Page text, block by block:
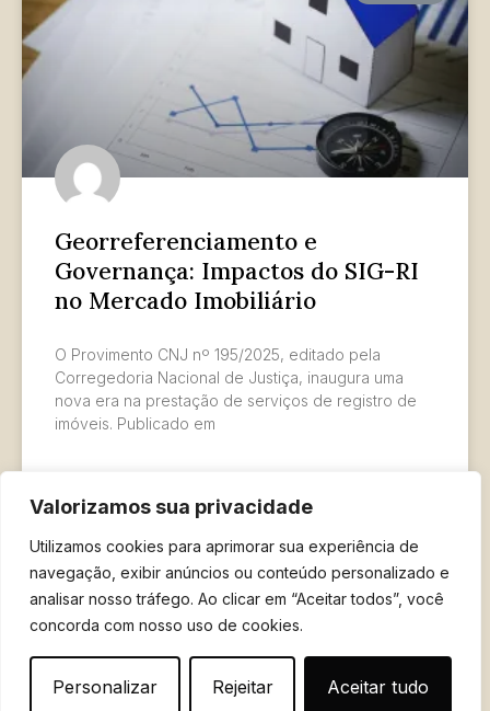
Valorizamos sua privacidade
Utilizamos cookies para aprimorar sua experiência de
navegação, exibir anúncios ou conteúdo personalizado e
analisar nosso tráfego. Ao clicar em “Aceitar todos”, você
concorda com nosso uso de cookies.
Personalizar Rejeitar Aceitar tudo
Georreferenciamento e
Governança: Impactos do SIG-RI
no Mercado Imobiliário
O Provimento CNJ nº 195/2025, editado pela
Corregedoria Nacional de Justiça, inaugura uma
nova era na prestação de serviços de registro de
imóveis. Publicado em
12 de julho de 2025